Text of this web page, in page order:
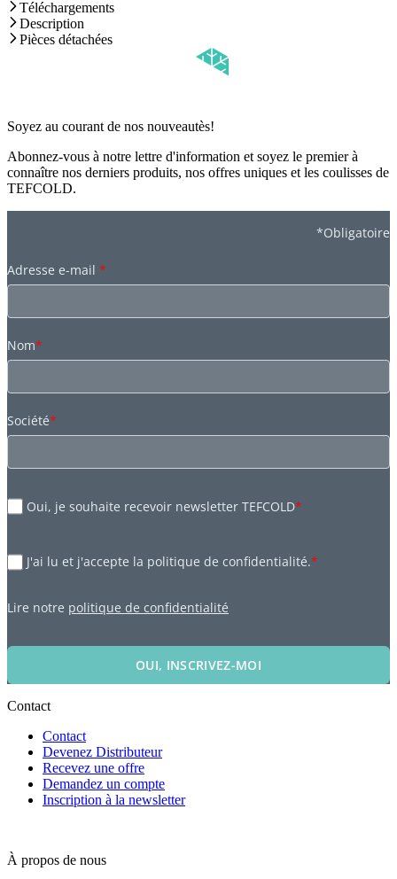
Téléchargements
Description
Pièces détachées
Soyez au courant de nos nouveautès!
Abonnez-vous à notre lettre d'information et soyez le premier à
connaître nos derniers produits, nos offres uniques et les coulisses de
TEFCOLD.
*Obligatoire
Adresse e-mail *
Nom*
Société*
Oui, je souhaite recevoir newsletter TEFCOLD*
J'ai lu et j'accepte la politique de confidentialité.*
Lire notre politique de confidentialité
OUI, INSCRIVEZ-MOI
Contact
Contact
Devenez Distributeur
Recevez une offre
Demandez un compte
Inscription à la newsletter
À propos de nous